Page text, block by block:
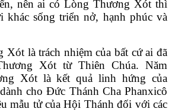
nên ai có Lòng Thương Xót thì
khác sống triển nở, hạnh phúc và
Xót là trách nhiệm của bất cứ ai đã
Xót từ Thiên Chúa. Năm
Xót là kết quả linh hứng của
cho Đức Thánh Cha Phanxicô
mẫu tử của Hội Thánh đối với các